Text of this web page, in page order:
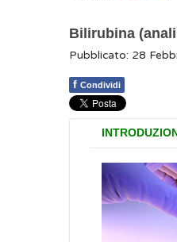
Bilirubina
Pubblicato: 28
f Condividi